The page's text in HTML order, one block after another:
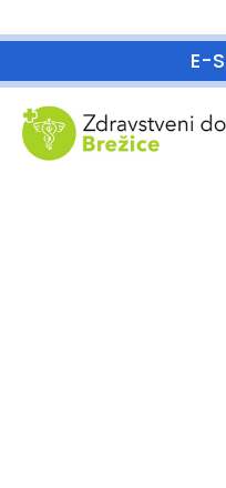
SKOČI DO
E-